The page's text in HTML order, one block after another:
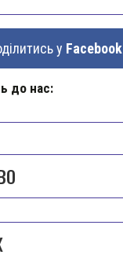
у Facebook
до нас: